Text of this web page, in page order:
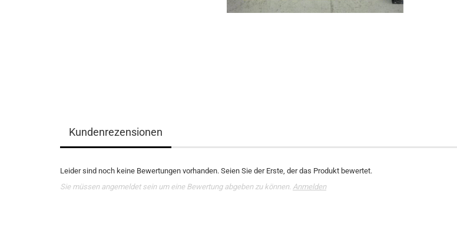
Kundenrezensionen
Leider sind noch keine Bewertungen vorhanden. Seien Sie der Erste, der das Produkt bewertet.
Sie müssen angemeldet sein um eine Bewertung abgeben zu können. Anmelden